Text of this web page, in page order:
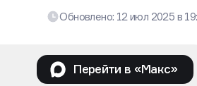
Обновлено: 12 июл 2025 в
Перейти в «Макс»